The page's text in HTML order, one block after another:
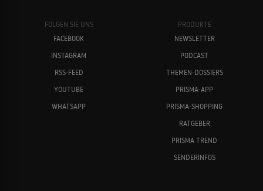
FOLGEN SIE UNS
FACEBOOK
INSTAGRAM
RSS-FEED
YOUTUBE
WHATSAPP
PRODUKTE
NEWSLETTER
PODCAST
THEMEN-DOSSIERS
PRISMA-APP
PRISMA-SHOPPING
RATGEBER
PRISMA TREND
SENDERINFOS